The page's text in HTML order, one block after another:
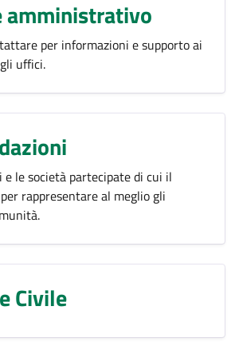
amministrativo
per informazioni e supporto ai
uffici.
e le società partecipate di cui il
rappresentare al meglio gli
Civile